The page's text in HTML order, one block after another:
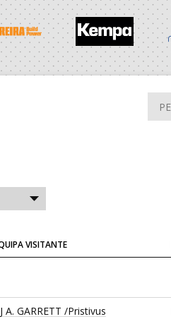
VISITANTE
A. GARRETT /Pristivus